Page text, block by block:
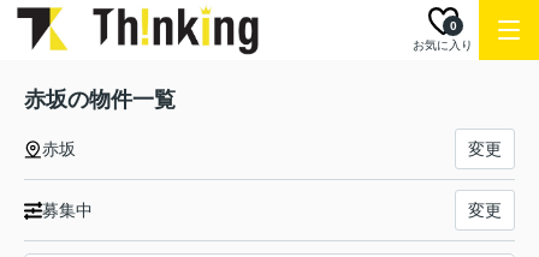
お気に入り
0
赤坂の物件一覧
赤坂 変更
募集中 変更